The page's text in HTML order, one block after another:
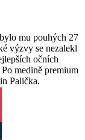
mu pouhých 27
výzvy se nezalekl
očních
medině premium
Palička.